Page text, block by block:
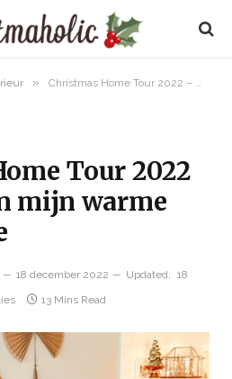
» Christmas Home Tour 2022 – welkom in mijn warme winterhuisje
Tour 2022
mijn warme
18 december 2022 Updated: 18
13 Mins Read